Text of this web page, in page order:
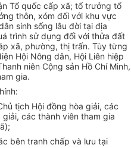
Tổ quốc cấp xã; tổ trưởng tổ
thôn, xóm đối với khu vực
sinh sống lâu đời tại địa
trình sử dụng đối với thửa đất
xã, phường, thị trấn. Tùy từng
Hội Nông dân, Hội Liên hiệp
niên Cộng sản Hồ Chí Minh,
gia.
tịch Hội đồng hòa giải, các
các thành viên tham gia
bên tranh chấp và lưu tại